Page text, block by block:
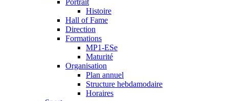
Portrait
Histoire
Hall of Fame
Direction
Formations
MP1-ESe
Maturité
Organisation
Plan annuel
Structure hebdamodaire
Horaires